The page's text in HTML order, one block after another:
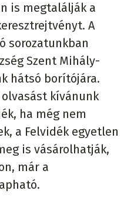
is megtalálják a
A
sorozatunkban
Szent Mihály-
hátsó borítójára.
kívánunk
ha még nem
a Felvidék egyetlen
is vásárolhatják,
már a